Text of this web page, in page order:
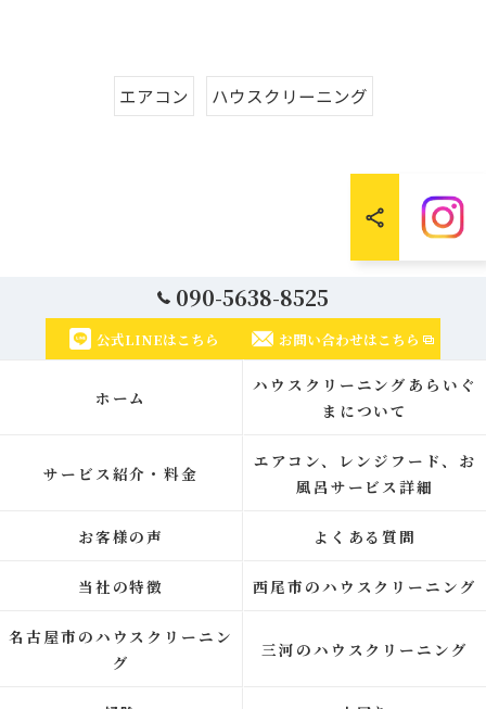
エアコン ハウスクリーニング
090-5638-8525
公式LINEはこちら お問い合わせはこちら
ホーム
ハウスクリーニングあらいぐ
まについて
サービス紹介・料金
エアコン、レンジフード、お
風呂サービス詳細
お客様の声 よくある質問
当社の特徴 西尾市のハウスクリーニング
名古屋市のハウスクリーニン
グ
三河のハウスクリーニング